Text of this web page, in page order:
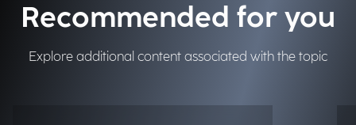
Recommended for you
Explore additional content associated with the topic